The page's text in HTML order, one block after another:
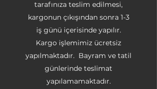
tarafınıza teslim edilmesi,
kargonun çıkışından sonra 1-3
iş günü içerisinde yapılır.
Kargo işlemimiz ücretsiz
yapılmaktadır. Bayram ve tatil
günlerinde teslimat
yapılamamaktadır.